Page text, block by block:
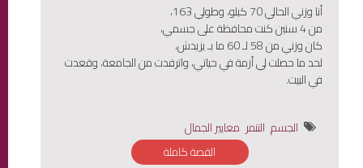
أنا وزني الحالي 70 كيلو، وطولي 163،
من 4 سنين كنت محافظة على جسمي،
كان وزني من 58 لـ 60 ما بـ يزيدش،
لحد ما حصلت لي أزمة في حياتي، واترفدت من الجامعة، وقعدت
في البيت.
الجسم التنمر معايير الجمال
القصة كاملة